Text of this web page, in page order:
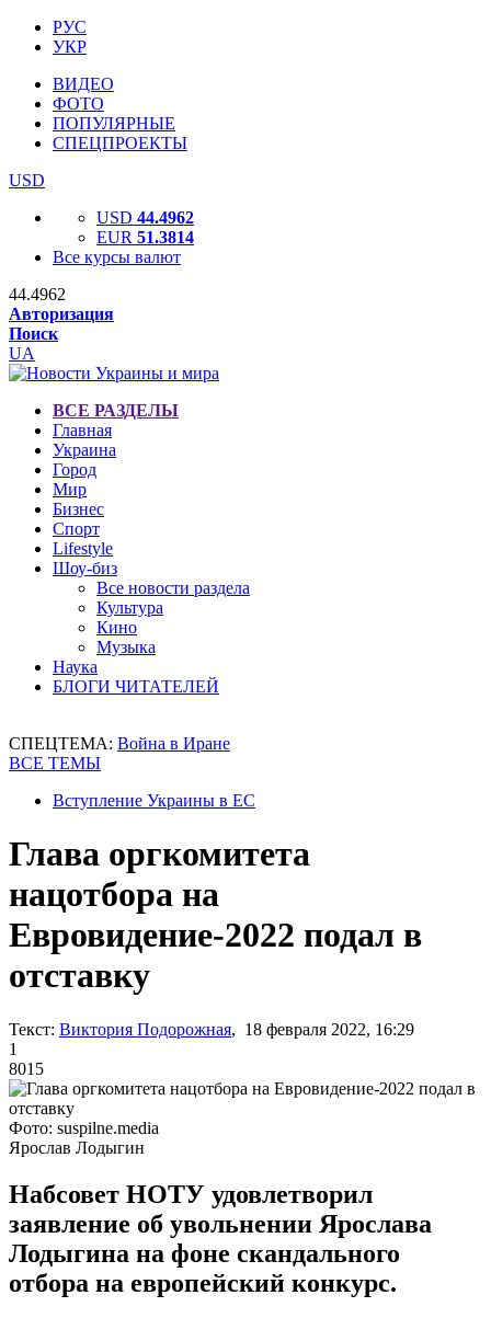
РУС
УКР
ВИДЕО
ФОТО
ПОПУЛЯРНЫЕ
СПЕЦПРОЕКТЫ
USD
USD 44.4962
EUR 51.3814
Все курсы валют
44.4962
Авторизация
Поиск
UA
ВСЕ РАЗДЕЛЫ
Главная
Украина
Город
Мир
Бизнес
Спорт
Lifestyle
Шоу-биз
Все новости раздела
Культура
Кино
Музыка
Наука
БЛОГИ ЧИТАТЕЛЕЙ
СПЕЦТЕМА: Война в Иране
ВСЕ ТЕМЫ
Вступление Украины в ЕС
Глава оргкомитета
нацотбора на
Евровидение-2022 подал в
отставку
Текст: Виктория Подорожная, 18 февраля 2022, 16:29
1
8015
Фото: suspilne.media
Ярослав Лодыгин
Набсовет НОТУ удовлетворил
заявление об увольнении Ярослава
Лодыгина на фоне скандального
отбора на европейский конкурс.